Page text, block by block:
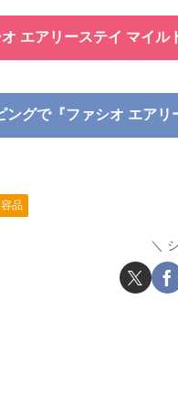
エアリーステイ マイ
ングで『ファシオ エア
品